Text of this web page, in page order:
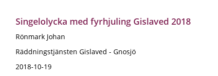
Singelolycka med fyrhjuling Gislaved 2018
Rönmark Johan
Räddningstjänsten Gislaved - Gnosjö
2018-10-19